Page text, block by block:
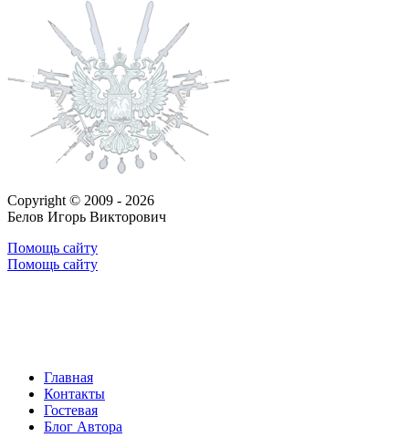
Copyright © 2009 - 2026
Белов Игорь Викторович
Помощь сайту
Помощь сайту
Главная
Контакты
Гостевая
Блог Автора